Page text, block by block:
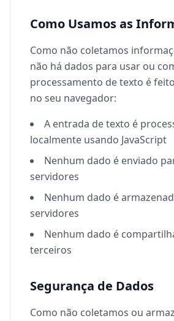
Como Usamos as
Como não coletamos
não há dados para usar ou
processamento de texto é
no seu navegador:
A entrada de texto é
localmente usando JavaScript
Nenhum dado é enviado
servidores
Nenhum dado é
servidores
Nenhum dado é
terceiros
Segurança de Dados
Como não coletamos ou